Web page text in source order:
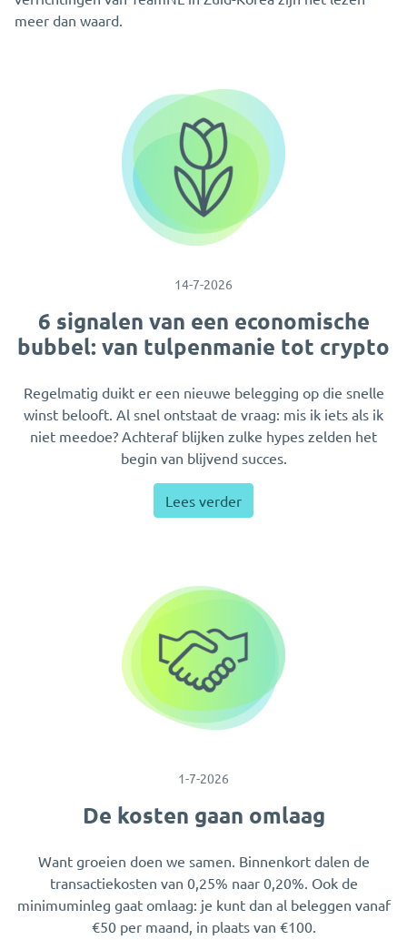
meer dan waard.
14-7-2026
6 signalen van een economische
bubbel: van tulpenmanie tot crypto
Regelmatig duikt er een nieuwe belegging op die snelle
winst belooft. Al snel ontstaat de vraag: mis ik iets als ik
niet meedoe? Achteraf blijken zulke hypes zelden het
begin van blijvend succes.
Lees verder
1-7-2026
De kosten gaan omlaag
Want groeien doen we samen. Binnenkort dalen de
transactiekosten van 0,25% naar 0,20%. Ook de
minimuminleg gaat omlaag: je kunt dan al beleggen vanaf
€50 per maand, in plaats van €100.